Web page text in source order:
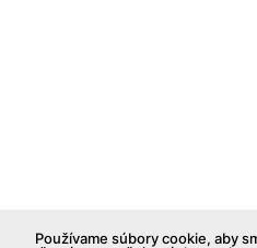
Používame súbory cookie, aby